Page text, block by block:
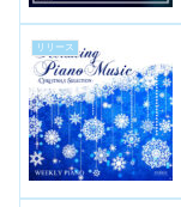
リリース